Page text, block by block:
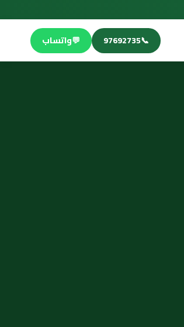
📞
97692735
💬واتساب